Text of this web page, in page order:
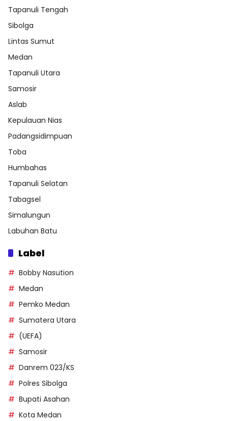
Tapanuli Tengah
Sibolga
Lintas Sumut
Medan
Tapanuli Utara
Samosir
Aslab
Kepulauan Nias
Padangsidimpuan
Toba
Humbahas
Tapanuli Selatan
Tabagsel
Simalungun
Labuhan Batu
Label
Bobby Nasution
Medan
Pemko Medan
Sumatera Utara
(UEFA)
Samosir
Danrem 023/KS
Polres Sibolga
Bupati Asahan
Kota Medan